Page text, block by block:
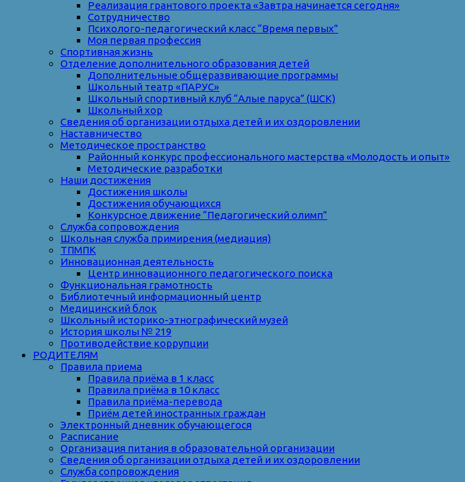
Реализация грантового проекта «Завтра начинается сегодня»
Сотрудничество
Психолого-педагогический класс “Время первых”
Моя первая профессия
Спортивная жизнь
Отделение дополнительного образования детей
Дополнительные общеразвивающие программы
Школьный театр «ПАРУС»
Школьный спортивный клуб “Алые паруса” (ШСК)
Школьный хор
Сведения об организации отдыха детей и их оздоровлении
Наставничество
Методическое пространство
Районный конкурс профессионального мастерства «Молодость и опыт»
Методические разработки
Наши достижения
Достижения школы
Достижения обучающихся
Конкурсное движение “Педагогический олимп”
Служба сопровождения
Школьная служба примирения (медиация)
ТПМПК
Инновационная деятельность
Центр инновационного педагогического поиска
Функциональная грамотность
Библиотечный информационный центр
Медицинский блок
Школьный историко-этнографический музей
История школы № 219
Противодействие коррупции
РОДИТЕЛЯМ
Правила приема
Правила приёма в 1 класс
Правила приёма в 10 класс
Правила приёма-перевода
Приём детей иностранных граждан
Электронный дневник обучающегося
Расписание
Организация питания в образовательной организации
Сведения об организации отдыха детей и их оздоровлении
Служба сопровождения